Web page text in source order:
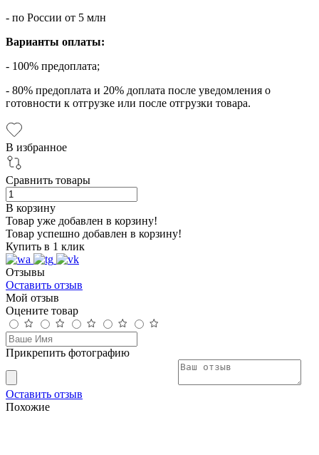
- по России от 5 млн
Варианты оплаты:
- 100% предоплата;
- 80% предоплата и 20% доплата после уведомления о
готовности к отгрузке или после отгрузки товара.
В избранное
Сравнить товары
В корзину
Товар уже добавлен в корзину!
Товар успешно добавлен в корзину!
Купить в 1 клик
Отзывы
Оставить отзыв
Мой отзыв
Оцените товар
Прикрепить фотографию
Оставить отзыв
Похожие